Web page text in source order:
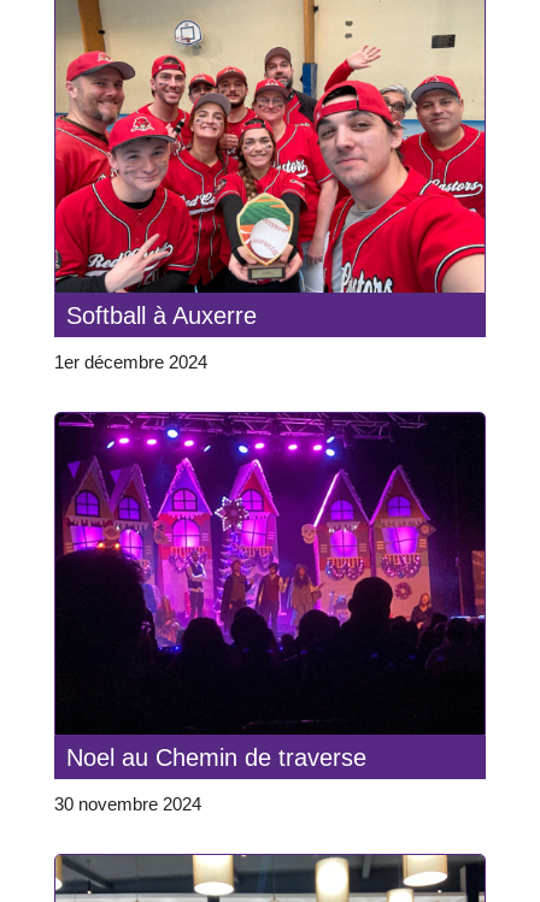
Softball à Auxerre
1er décembre 2024
Noel au Chemin de traverse
30 novembre 2024